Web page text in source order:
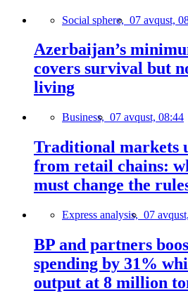
Social sphere, 07 avqust,
Azerbaijan’s
covers survival but
living
Business, 07 avqust, 08:44
Traditional markets
from retail chains:
must change the
Express analysis, 07
BP and partners
spending by 31%
output at 8 million